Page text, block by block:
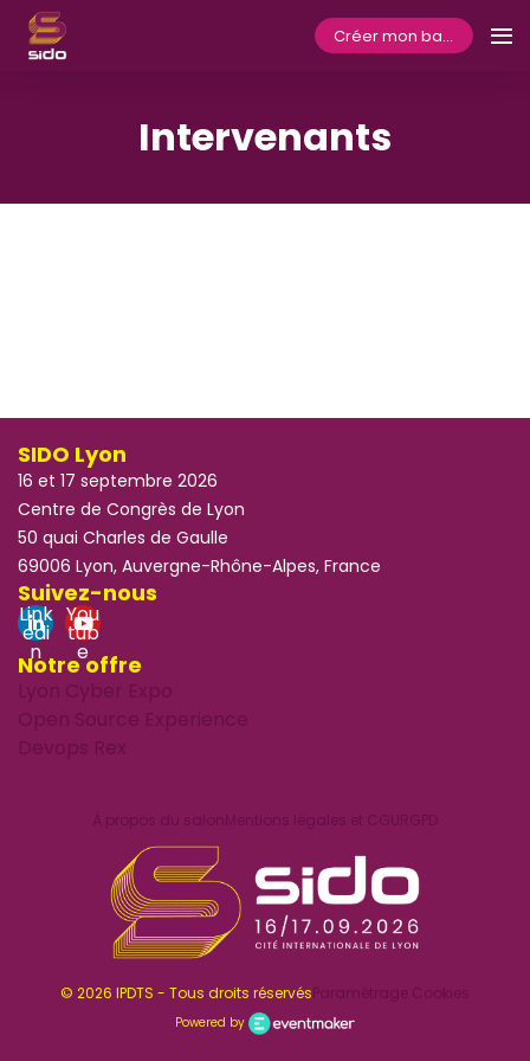
Créer mon badge
Intervenants
SIDO Lyon
16 et 17 septembre 2026
Centre de Congrès de Lyon
50 quai Charles de Gaulle
69006 Lyon, Auvergne-Rhône-Alpes, France
Suivez-nous
Link
edi
n
You
tub
e
Notre offre
Lyon Cyber Expo
Open Source Experience
Devops Rex
À propos du salonMentions légales et CGURGPD
© 2026 IPDTS - Tous droits réservésParamétrage Cookies
Powered by